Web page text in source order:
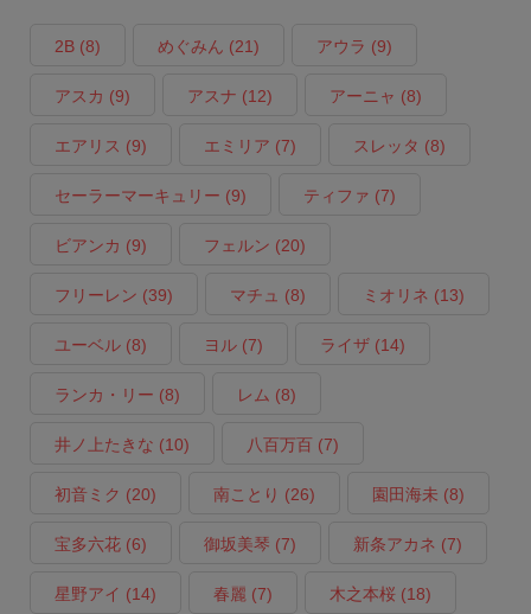
2B(8) めぐみん (21) アウラ (9)
アスカ (9) アスナ (12) アーニャ (8)
エアリス (9) エミリア (7) スレッタ (8)
セーラーマーキュリー (9) ティファ (7)
ビアンカ (9) フェルン (20)
フリーレン (39) マチュ (8) ミオリネ (13)
ユーベル(8) ヨル(7) ライザ(14)
ランカ・リー (8) レム (8)
井ノ上たきな (10) 八百万百(7)
初音ミク (20) 南ことり (26) 園田海未 (8)
宝多六花(6) 御坂美琴 (7) 新条アカネ (7)
星野アイ (14) 春麗 (7) 木之本桜(18)